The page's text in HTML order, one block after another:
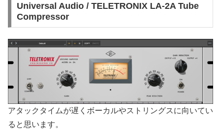
Universal Audio / TELETRONIX LA-2A Tube
Compressor
アタックタイムが遅くボーカルやストリングスに向いてい
ると思います。